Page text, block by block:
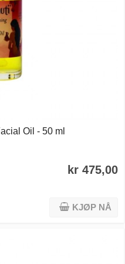
Oil - 50 ml
kr 475,00
KJØP NÅ